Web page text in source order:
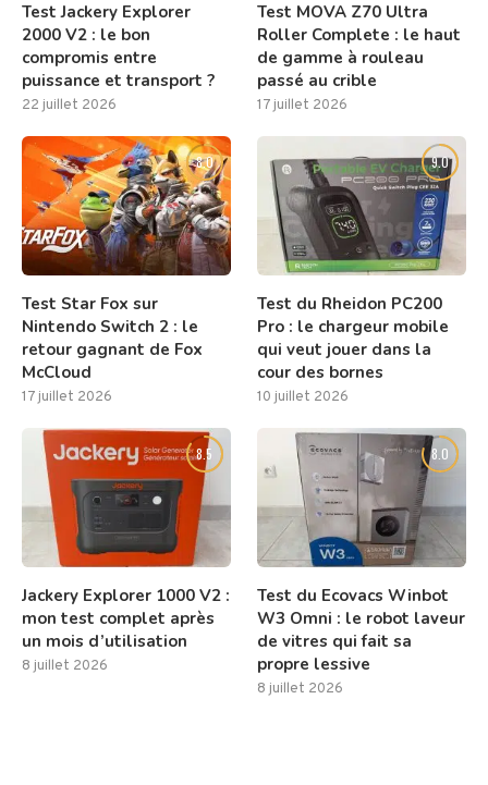
Test Jackery Explorer
2000 V2 : le bon
compromis entre
puissance et transport ?
22 juillet 2026
Test MOVA Z70 Ultra
Roller Complete : le haut
de gamme à rouleau
passé au crible
17 juillet 2026
8.0
Test Star Fox sur
Nintendo Switch 2 : le
retour gagnant de Fox
McCloud
17 juillet 2026
9.0
Test du Rheidon PC200
Pro : le chargeur mobile
qui veut jouer dans la
cour des bornes
10 juillet 2026
8.5
Jackery Explorer 1000 V2 :
mon test complet après
un mois d’utilisation
8 juillet 2026
8.0
Test du Ecovacs Winbot
W3 Omni : le robot laveur
de vitres qui fait sa
propre lessive
8 juillet 2026